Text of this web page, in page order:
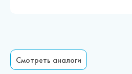
О компании
Смотреть аналоги